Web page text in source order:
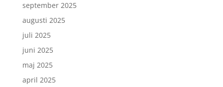
september 2025
augusti 2025
juli 2025
juni 2025
maj 2025
april 2025